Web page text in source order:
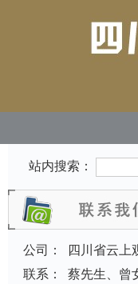
站内搜索：
公司：
四川省云上
联系：
蔡先生、曾